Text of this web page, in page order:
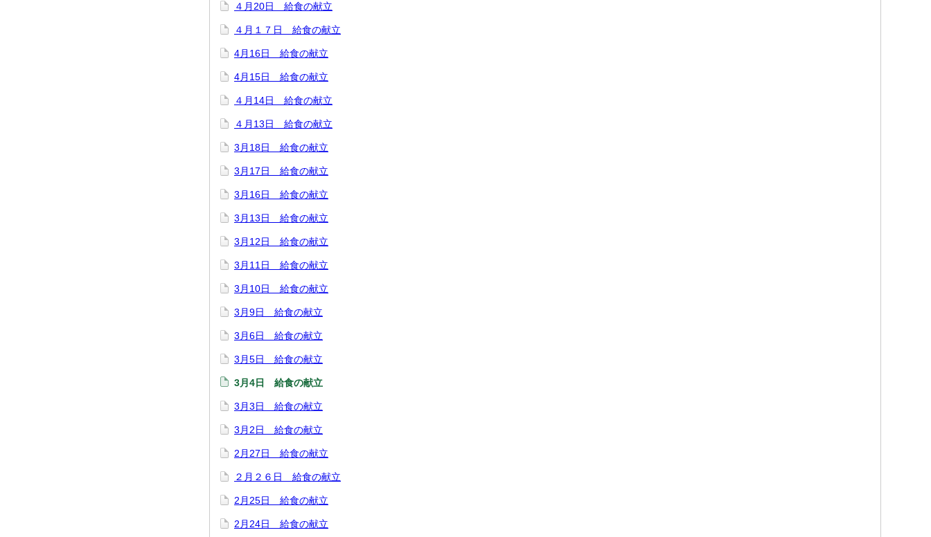
４月20日 給食の献立
４月１７日 給食の献立
4月16日 給食の献立
4月15日 給食の献立
４月14日 給食の献立
４月13日 給食の献立
3月18日 給食の献立
3月17日 給食の献立
3月16日 給食の献立
3月13日 給食の献立
3月12日 給食の献立
3月11日 給食の献立
3月10日 給食の献立
3月9日 給食の献立
3月6日 給食の献立
3月5日 給食の献立
3月4日 給食の献立
3月3日 給食の献立
3月2日 給食の献立
2月27日 給食の献立
２月２６日 給食の献立
2月25日 給食の献立
2月24日 給食の献立